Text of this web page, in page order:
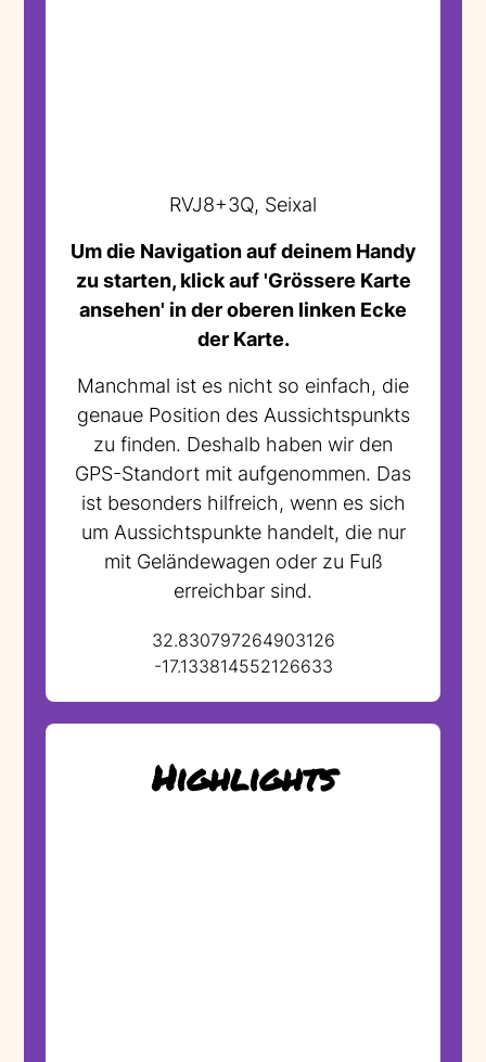
RVJ8+3Q, Seixal
Um die Navigation auf deinem Handy
zu starten, klick auf 'Grössere Karte
ansehen' in der oberen linken Ecke
der Karte.
Manchmal ist es nicht so einfach, die
genaue Position des Aussichtspunkts
zu finden. Deshalb haben wir den
GPS-Standort mit aufgenommen. Das
ist besonders hilfreich, wenn es sich
um Aussichtspunkte handelt, die nur
mit Geländewagen oder zu Fuß
erreichbar sind.
32.830797264903126
-17.133814552126633
Highlights